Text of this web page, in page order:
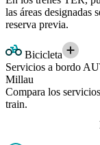
las áreas designadas
reserva previa.
Bicicleta
Servicios a bordo
Millau
Compara los
train.